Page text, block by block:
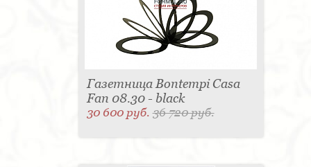
Газетница Bontempi Casa
Fan 08.30 - black
30 600 руб.36 720 руб.